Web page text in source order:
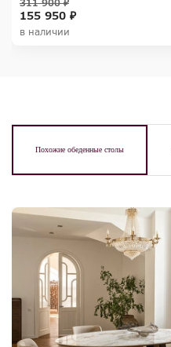
155 950 ₽
311 900 ₽
в наличии
Похожие обеденные столы